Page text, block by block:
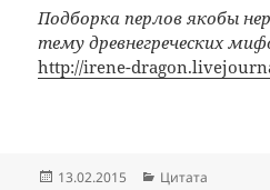
Подборка перлов якобы
тему древнегреческих
http://irene-
Опубликовано
13.02.2015 Рубрики
Цитата